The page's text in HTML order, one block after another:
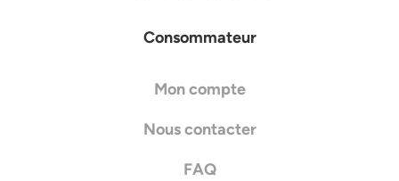
Consommateur
Mon compte
Nous contacter
FAQ